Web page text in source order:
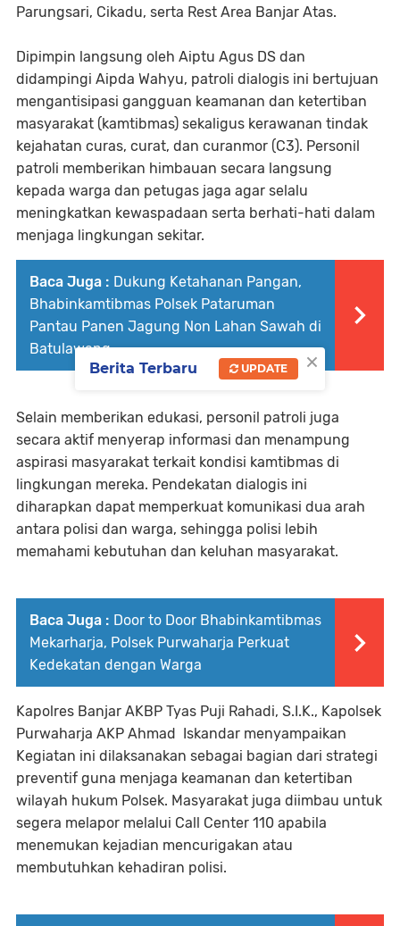
Parungsari, Cikadu, serta Rest Area Banjar Atas.
Dipimpin langsung oleh Aiptu Agus DS dan
didampingi Aipda Wahyu, patroli dialogis ini bertujuan
mengantisipasi gangguan keamanan dan ketertiban
masyarakat (kamtibmas) sekaligus kerawanan tindak
kejahatan curas, curat, dan curanmor (C3). Personil
patroli memberikan himbauan secara langsung
kepada warga dan petugas jaga agar selalu
meningkatkan kewaspadaan serta berhati-hati dalam
menjaga lingkungan sekitar.
Baca Juga : Dukung Ketahanan Pangan,
Bhabinkamtibmas Polsek Pataruman
Pantau Panen Jagung Non Lahan Sawah di
Batulawang
Selain memberikan edukasi, personil patroli juga
secara aktif menyerap informasi dan menampung
aspirasi masyarakat terkait kondisi kamtibmas di
lingkungan mereka. Pendekatan dialogis ini
diharapkan dapat memperkuat komunikasi dua arah
antara polisi dan warga, sehingga polisi lebih
memahami kebutuhan dan keluhan masyarakat.
Baca Juga : Door to Door Bhabinkamtibmas
Mekarharja, Polsek Purwaharja Perkuat
Kedekatan dengan Warga
Kapolres Banjar AKBP Tyas Puji Rahadi, S.I.K., Kapolsek
Purwaharja AKP Ahmad Iskandar menyampaikan
Kegiatan ini dilaksanakan sebagai bagian dari strategi
preventif guna menjaga keamanan dan ketertiban
wilayah hukum Polsek. Masyarakat juga diimbau untuk
segera melapor melalui Call Center 110 apabila
menemukan kejadian mencurigakan atau
membutuhkan kehadiran polisi.
×
Berita Terbaru UPDATE